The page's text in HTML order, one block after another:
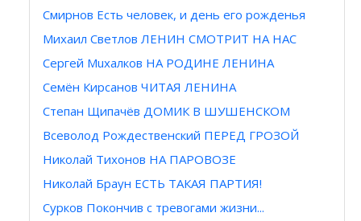
Смирнов Есть человек, и день его рожденья
Михаил Светлов ЛЕНИН СМОТРИТ НА НАС
Сергей Muxaлков НА РОДИНЕ ЛЕНИНА
Семён Кирсанов ЧИТАЯ ЛЕНИНА
Степан Щипачёв ДОМИК В ШУШЕНСКОМ
Всеволод Рождественский ПЕРЕД ГРОЗОЙ
Николай Тихонов НА ПАРОВОЗЕ
Николай Браун ЕСТЬ ТАКАЯ ПАРТИЯ!
Сурков Покончив с тревогами жизни...